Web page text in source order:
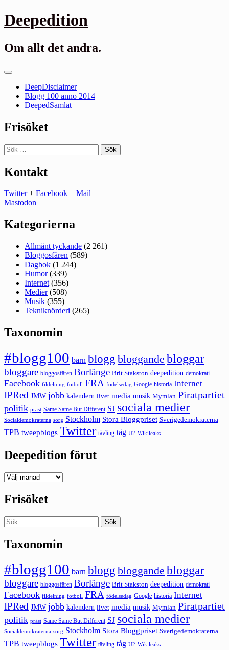
Gå
till
Deepedition
Om allt det andra.
Primär
DeepDisclaimer
Blogg 100 anno 2014
DeepedSamlat
Frisöket
Sök
efter:
Kontakt
Twitter+ Facebook + Mail
Mastodon
Kategorierna
Allmänt tyckande (2 261)
Bloggosfären (589)
Dagbok (1 244)
Humor(339)
Internet (356)
Medier(508)
Musik (355)
Tekniknörderi (265)
Taxonomin
#blogg100 barn blogg bloggande bloggar
bloggare bloggosfären Borlänge Brit Stakston deepedition demokrati
Facebook fildelning fotboll FRA födelsedag Google historia Internet
IPRed JMW jobb kalendern livet media musik Mymlan Piratpartiet
politik präst Same Same But Different SJ sociala medier
Socialdemokraterna sorg Stockholm Stora Bloggpriset Sverigedemokraterna
TPB tweepblogs Twitter tävling tåg U2 Wikileaks
Deepedition förut
Deepedition
Frisöket
Sök
efter:
Taxonomin
#blogg100 barn blogg bloggande bloggar
bloggare bloggosfären Borlänge Brit Stakston deepedition demokrati
Facebook fildelning fotboll FRA födelsedag Google historia Internet
IPRed JMW jobb kalendern livet media musik Mymlan Piratpartiet
politik präst Same Same But Different SJ sociala medier
Socialdemokraterna sorg Stockholm Stora Bloggpriset Sverigedemokraterna
TPB tweepblogs Twitter tävling tåg U2 Wikileaks